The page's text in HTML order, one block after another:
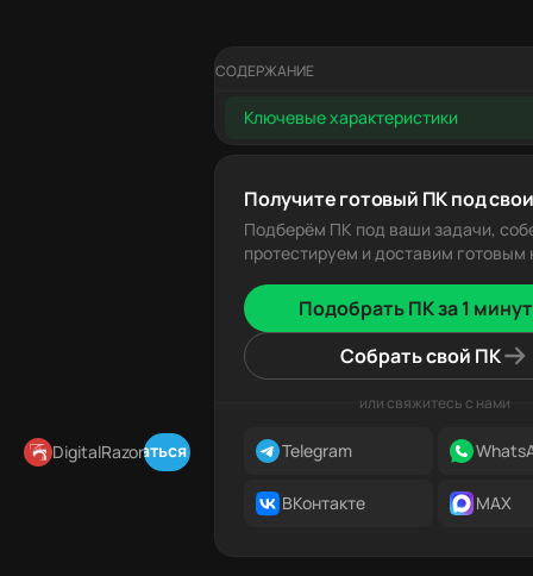
DigitalRazor
Подписаться в Telegram
СОДЕРЖАНИЕ
Ключевые характеристики
Получите готовый ПК под
Подберём ПК под ваши задачи,
протестируем и доставим готовым
Подобрать ПК за 1
Собрать свой ПК
или свяжитесь с нами
Telegram
ВКонтакте MAX